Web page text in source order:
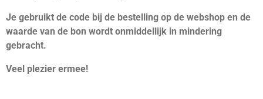
Je gebruikt de code bij de bestelling op de webshop en de
waarde van de bon wordt onmiddellijk in mindering
gebracht.
Veel plezier ermee!